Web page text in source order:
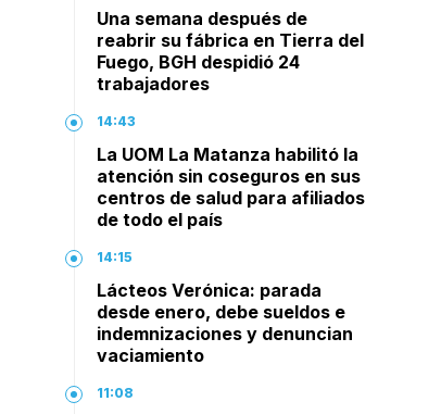
Una semana después de
reabrir su fábrica en Tierra del
Fuego, BGH despidió 24
trabajadores
14:43
La UOM La Matanza habilitó la
atención sin coseguros en sus
centros de salud para afiliados
de todo el país
14:15
Lácteos Verónica: parada
desde enero, debe sueldos e
indemnizaciones y denuncian
vaciamiento
11:08